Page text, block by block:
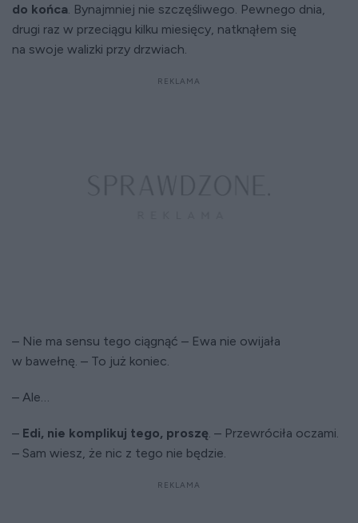
do końca. Bynajmniej nie szczęśliwego. Pewnego dnia,
drugi raz w przeciągu kilku miesięcy, natknąłem się
na swoje walizki przy drzwiach.
– Nie ma sensu tego ciągnąć – Ewa nie owijała
w bawełnę. – To już koniec.
– Ale…
– Edi, nie komplikuj tego, proszę. – Przewróciła oczami.
– Sam wiesz, że nic z tego nie będzie.